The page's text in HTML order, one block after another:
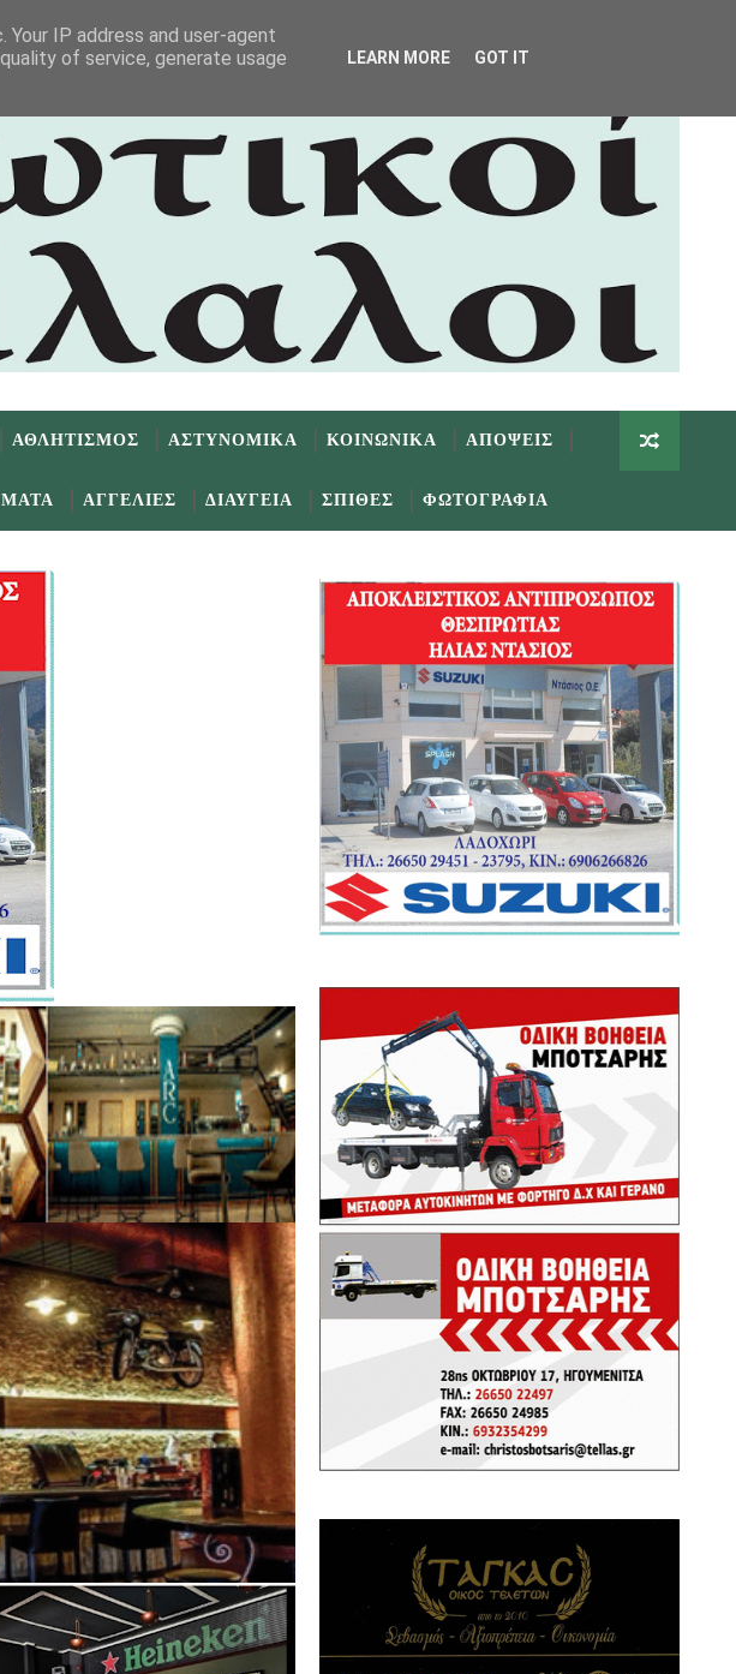
ΑΘΛΗΤΙΣΜΟΣ ΑΣΤΥΝΟΜΙΚΑ ΚΟΙΝΩΝΙΚΑ ΑΠΟΨΕΙΣ
ΑΓΓΕΛΙΕΣ ΔΙΑΥΓΕΙΑ ΣΠΙΘΕΣ ΦΩΤΟΓΡΑΦΙΑ
IP address and user-agent
of service, generate usage
LEARN MORE GOT IT